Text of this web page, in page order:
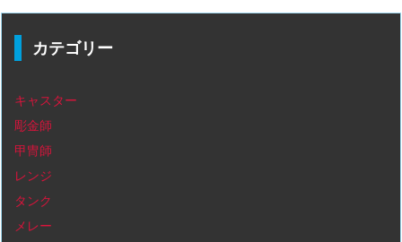
カテゴリー
キャスター
彫金師
甲冑師
レンジ
タンク
メレー